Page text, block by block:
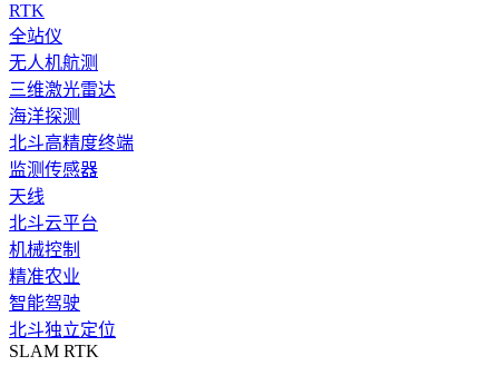
RTK
全站仪
无人机航测
三维激光雷达
海洋探测
北斗高精度终端
监测传感器
天线
北斗云平台
机械控制
精准农业
智能驾驶
北斗独立定位
SLAM RTK